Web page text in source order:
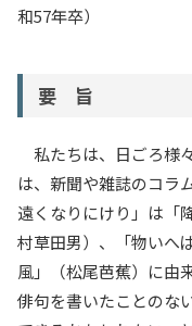
和57年卒）
要 旨
私たちは、日ごろ様
は、新聞や雑誌のコラ
遠くなりにけり」は「
村草田男）、「物いへ
風」（松尾芭蕉）に由
俳句を書いたことのな